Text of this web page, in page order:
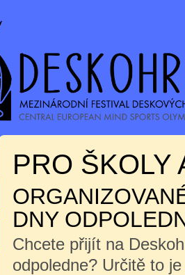
PRO ŠKOLY
DNY
Chcete přijít na
odpoledne? Určitě to